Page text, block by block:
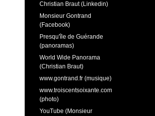
Christian Braut (Linkedin)
Monsieur Gontrand
(Facebook)
Presqu'île de Guérande
(panoramas)
World Wide Panorama
(Christian Braut)
www.gontrand.fr (musique)
www.troiscentsoixante.com
(photo)
YouTube (Monsieur